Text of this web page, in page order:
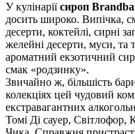
У кулінаріїсироп
досить широко. Випічка,
десерти, коктейлі, сирні
желейні десерти, муси, та
ароматний екзотичний
смак «родзинку».
Звичайно ж, більшість
колекціях цей чудовий
екстравагантних
Томі Ді сауер, Світлофор,